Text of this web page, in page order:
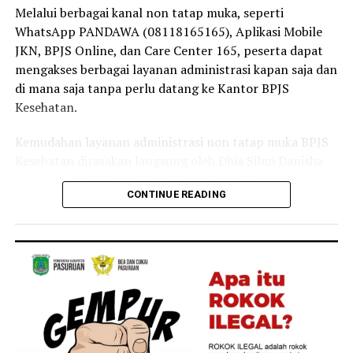
masyarakat tetap dapat mengakses layanan kesehatan
tanpa terkendala biaya,” ujar Linda.
Selain sebagai tenaga kesehatan, Linda juga merasakan
langsung manfaat Program JKN dalam kehidupan
keluarganya.
ringan, seperti batuk dan pilek.
“Keluarga saya juga merasakan langsung manfaat
Program JKN. Saat mengalami keluhan ringan seperti
batuk atau pilek, kami dapat segera memeriksakan diri
dan memperoleh pelayanan kesehatan yang dibutuhkan.
Kehadiran Program JKN membuat kami merasa lebih
tenang karena tidak perlu khawatir terhadap biaya saat
membutuhkan pengobatan,” tuturnya.
Melalui berbagai kanal non tatap muka, seperti
WhatsApp PANDAWA (08118165165), Aplikasi Mobile
JKN, BPJS Online, dan Care Center 165, peserta dapat
mengakses berbagai layanan administrasi kapan saja dan
di mana saja tanpa perlu datang ke Kantor BPJS
Kesehatan.
Kemudahan layanan administrasi non tatap muka BPJS
(22), peserta JKN asal Desa Tegal Besar, Kecamatan
Kaliwates, Kabupaten Jember.
membantunya mengurus kebutuhan administrasi
kepesertaan secara praktis tanpa harus datang ke
Kantor BPJS Kesehatan.
“Saya baru tahu kalau banyak layanan administrasi JKN
ternyata bisa diakses lewat Aplikasi Mobile JKN setelah
CONTINUE READING